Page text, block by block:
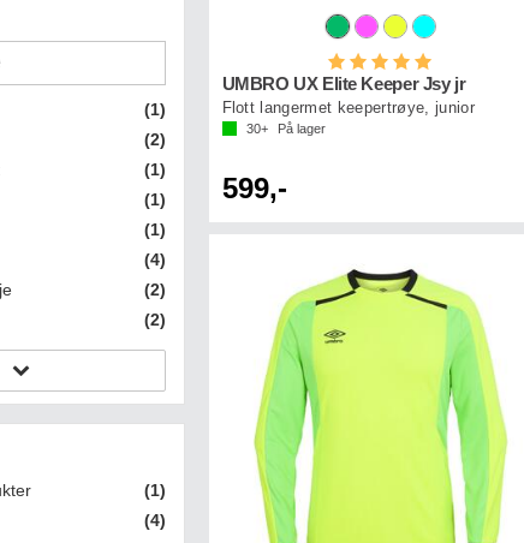
(1)
(2)
(1)
(1)
(1)
(4)
(2)
(2)
(1)
(4)
Karakter:
UMBRO UX Elite Keeper Jsy jr
Flott langermet keepertrøye, junior
30+ På lager
599,-